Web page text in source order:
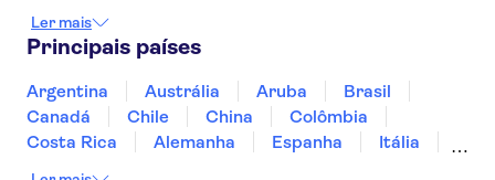
Museu Picasso de Málaga
Parque Nacional de Timanfaya
Mirador del Río
Siam Park
Salinas de Janubio
Jameos del Agua
Ler mais
Principais países
Argentina Austrália Aruba
Brasil
Canadá
Chile China
Colômbia
Costa Rica
Alemanha Espanha
Itália